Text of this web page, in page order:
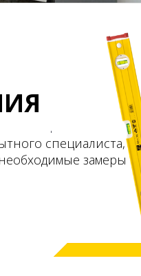
специалиста,
замеры